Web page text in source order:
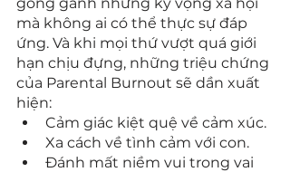
mà không ai có thể thực sự đáp
ứng. Và khi mọi thứ vượt quá giới
hạn chịu đựng, những triệu chứng
của Parental Burnout sẽ dần xuất
hiện:
Cảm giác kiệt quệ về cảm xúc.
Xa cách về tình cảm với con.
Đánh mất niềm vui trong vai